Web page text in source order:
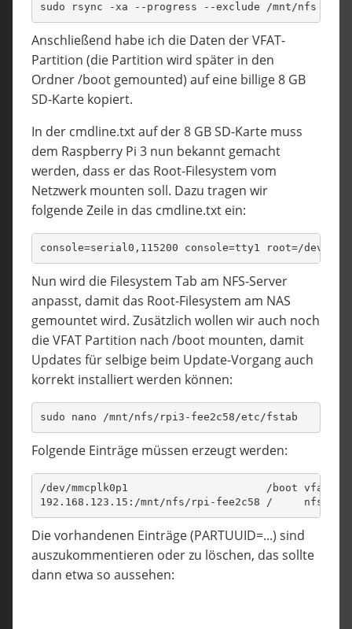
sudo rsync -xa --progress --exclude /mnt/nfs / /
Anschließend habe ich die Daten der VFAT-
Partition (die Partition wird später in den
Ordner /boot gemounted) auf eine billige 8 GB
SD-Karte kopiert.
In der cmdline.txt auf der 8 GB SD-Karte muss
dem Raspberry Pi 3 nun bekannt gemacht
werden, dass er das Root-Filesystem vom
Netzwerk mounten soll. Dazu tragen wir
folgende Zeile in das cmdline.txt ein:
console=serial0,115200 console=tty1 root=/dev/
Nun wird die Filesystem Tab am NFS-Server
anpasst, damit das Root-Filesystem am NAS
gemountet wird. Zusätzlich wollen wir auch noch
die VFAT Partition nach /boot mounten, damit
Updates für selbige beim Update-Vorgang auch
korrekt installiert werden können:
sudo nano /mnt/nfs/rpi3-fee2c58/etc/fstab
Folgende Einträge müssen erzeugt werden:
/dev/mmcplk0p1                      /boot vfat
192.168.123.15:/mnt/nfs/rpi-fee2c58 /     nfs
Die vorhandenen Einträge (PARTUUID=...) sind
auszukommentieren oder zu löschen, das sollte
dann etwa so aussehen: